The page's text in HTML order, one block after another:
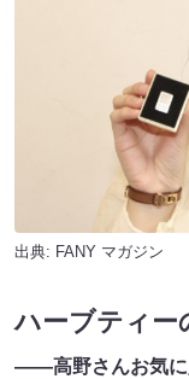
出典: FANY マガジン
ハーブティー
――高野さんお気に